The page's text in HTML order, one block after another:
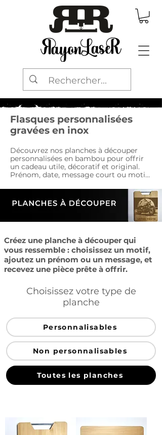
Flasques personnalisées
gravées en inox
Découvrez nos planches à découper
personnalisées en bambou pour offrir
un cadeau utile, décoratif et original.
Prénom, date, message court ou motif
personnaliser ou un modèle décoratif
prêt à offrir.
Créez une planche à découper qui
vous ressemble : choisissez un motif,
ajoutez un prénom ou un message, et
recevez une pièce prête à offrir.
Choisissez votre type de
planche
Personnalisables
Non personnalisables
Toutes les planches